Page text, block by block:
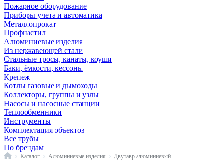
Пожарное оборудование
Приборы учета и автоматика
Металлопрокат
Профнастил
Алюминиевые изделия
Из нержавеющей стали
Стальные тросы, канаты, коуши
Баки, ёмкости, кессоны
Крепеж
Котлы газовые и дымоходы
Коллекторы, группы и узлы
Насосы и насосные станции
Теплообменники
Инструменты
Комплектация объектов
Все трубы
По брендам
ГлавнаяКаталог Алюминиевые изделия Двутавр алюминиевый